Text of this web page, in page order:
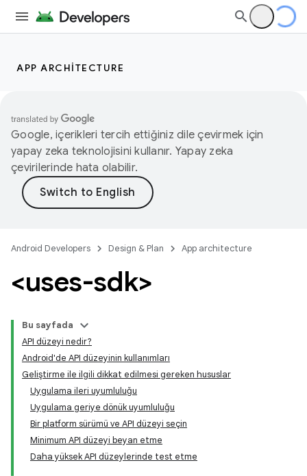
APP ARCHITECTURE
Google, içerikleri tercih ettiğiniz dile çevirmek için
yapay zeka teknolojisini kullanır. Yapay zeka
çevirilerinde hata olabilir.
Android Developers Design & Plan App architecture
<uses-sdk>
Bu sayfada
API düzeyi nedir?
Android'de API düzeyinin kullanımları
Geliştirme ile ilgili dikkat edilmesi gereken hususlar
Uygulama ileri uyumluluğu
Uygulama geriye dönük uyumluluğu
Bir platform sürümü ve API düzeyi seçin
Minimum API düzeyi beyan etme
Daha yüksek API düzeylerinde test etme